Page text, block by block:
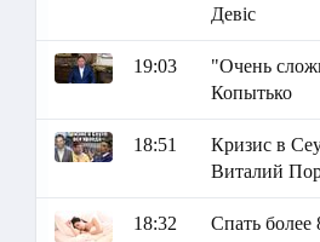
Девіс
19:03
"Очень
Копытько
18:51
Кризис в
Виталий
18:32 Спать более